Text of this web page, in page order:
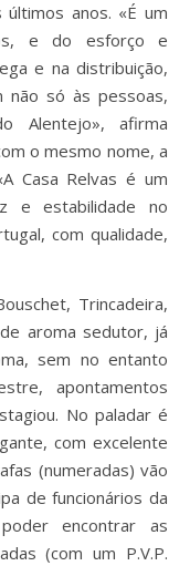
anos. «É um
e do esforço e
e na distribuição,
não só às pessoas,
Alentejo», afirma
o mesmo nome, a
Casa Relvas é um
e estabilidade no
com qualidade,
Trincadeira,
aroma sedutor, já
sem no entanto
apontamentos
No paladar é
com excelente
(numeradas) vão
de funcionários da
encontrar as
(com um P.V.P.